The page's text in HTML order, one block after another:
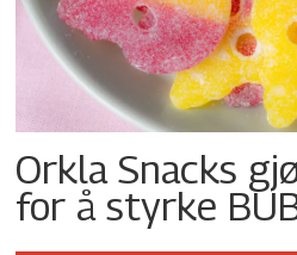
Orkla Snacks
for å styrke